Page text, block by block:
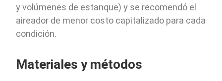
y volúmenes de estanque) y se recomendó el
aireador de menor costo capitalizado para cada
condición.
Materiales y métodos